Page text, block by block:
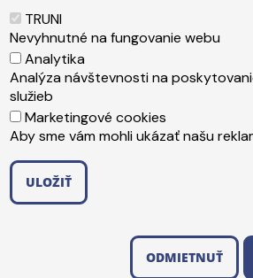
TikTok
Päta
Správca obsahu
Technická podpora
Vyhlásenie o prístupnosti
Ochrana osobných údajov
Cookies
Upraviť preferencie cookies
ActivIT s.r.o.
TRUNI
Nevyhnutné na fungovanie webu
Analytika
Analýza návštevnosti na
služieb
Marketingové cookies
Aby sme vám mohli ukázať našu
ULOŽIŤ
ODMIETNUŤ